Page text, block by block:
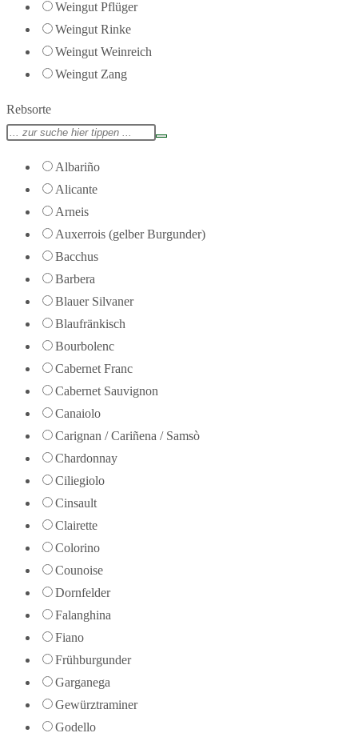
Weingut Pflüger
Weingut Rinke
Weingut Weinreich
Weingut Zang
Rebsorte
Albariño
Alicante
Arneis
Auxerrois (gelber Burgunder)
Bacchus
Barbera
Blauer Silvaner
Blaufränkisch
Bourbolenc
Cabernet Franc
Cabernet Sauvignon
Canaiolo
Carignan / Cariñena / Samsò
Chardonnay
Ciliegiolo
Cinsault
Clairette
Colorino
Counoise
Dornfelder
Falanghina
Fiano
Frühburgunder
Garganega
Gewürztraminer
Godello